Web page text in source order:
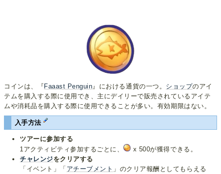
コインは、『Faaast Penguin 』における通貨の一つ。 ショップのアイ
テムを購入する際に使用でき、主にデイリーで販売されているアイテ
ムや消耗品を購入する際に使用できることが多い。有効期限はない。
入手方法
ツアーに参加する
1アクティビティ参加するごとに、
x 500が獲得できる。
チャレンジをクリアする
「イベント」「 アチーブメント 」のクリア報酬としてもらえる